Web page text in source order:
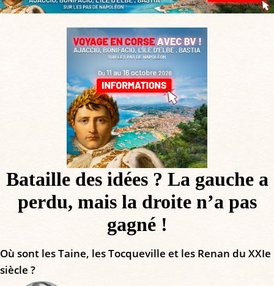
Bataille des idées ? La gauche a
perdu, mais la droite n’a pas
gagné !
Où sont les Taine, les Tocqueville et les Renan du XXIe
siècle ?